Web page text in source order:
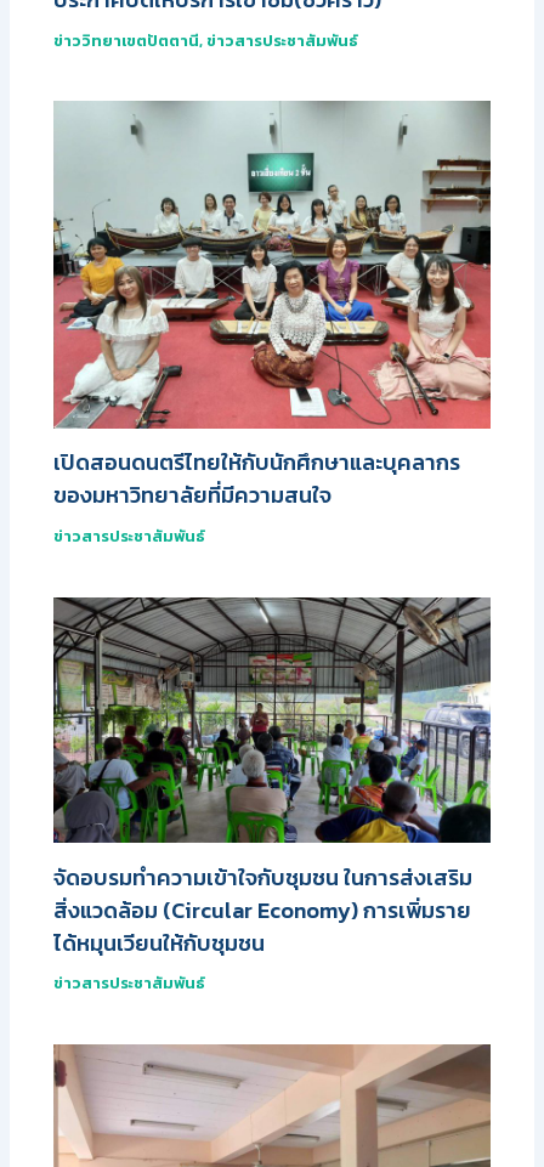
ข่าววิทยาเขตปัตตานี, ข่าวสารประชาสัมพันธ์
เปิดสอนดนตรีไทยให้กับนักศึกษาและบุคลากร
ของมหาวิทยาลัยที่มีความสนใจ
ข่าวสารประชาสัมพันธ์
จัดอบรมทำความเข้าใจกับชุมชน ในการส่งเสริม
สิ่งแวดล้อม (Circular Economy) การเพิ่มราย
ได้หมุนเวียนให้กับชุมชน
ข่าวสารประชาสัมพันธ์